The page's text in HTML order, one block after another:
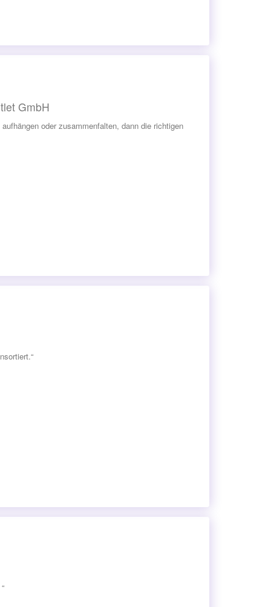
GmbH
oder zusammenfalten, dann die richtigen